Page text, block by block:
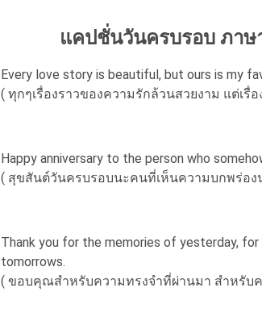
แคปชั่นวันครบรอบ ภา
Every love story is beautiful, but ours is my
( ทุกๆเรื่องราวของความรักล้วนสวยงาม แต่เรื่
Happy anniversary to the person who
( สุขสันต์วันครบรอบนะคนที่เห็นความบกพร่อ
Thank you for the memories of yesterday,
tomorrows.
( ขอบคุณสำหรับความทรงจำที่ผ่านมา สำหรั